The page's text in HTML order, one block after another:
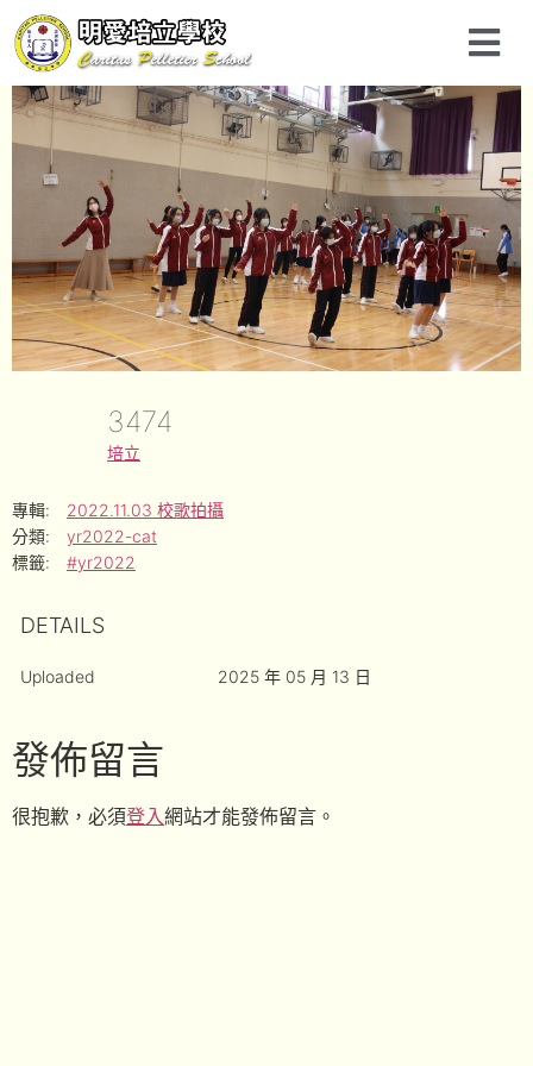
3474
培立
專輯:
2022.11.03 校歌拍攝
分類:
yr2022-cat
標籤:
#yr2022
DETAILS
Uploaded 2025 年 05 月 13 日
發佈留言
很抱歉，必須登入網站才能發佈留言。